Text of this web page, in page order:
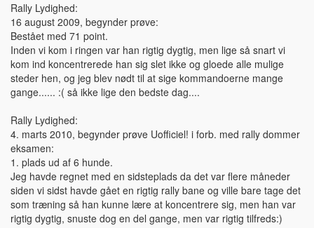
Rally Lydighed:
16 august 2009, begynder prøve:
Bestået med 71 point.
Inden vi kom i ringen var han rigtig dygtig, men lige så snart vi
kom ind koncentrerede han sig slet ikke og gloede alle mulige
steder hen, og jeg blev nødt til at sige kommandoerne mange
gange...... :( så ikke lige den bedste dag....
Rally Lydighed:
4. marts 2010, begynder prøve Uofficiel! i forb. med rally dommer
eksamen:
1. plads ud af 6 hunde.
Jeg havde regnet med en sidsteplads da det var flere måneder
siden vi sidst havde gået en rigtig rally bane og ville bare tage det
som træning så han kunne lære at koncentrere sig, men han var
rigtig dygtig, snuste dog en del gange, men var rigtig tilfreds:)